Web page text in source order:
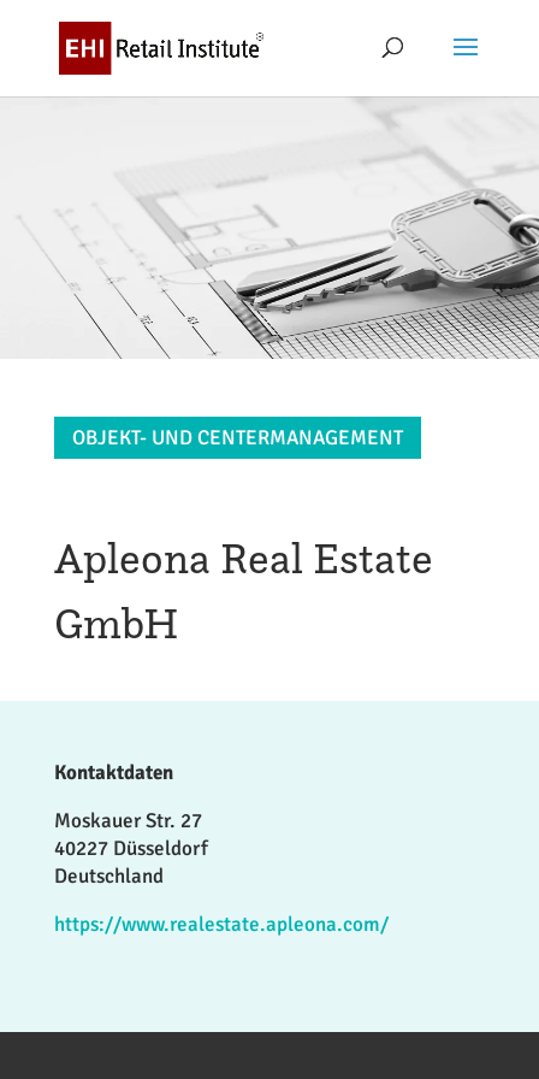
OBJEKT- UND CENTERMANAGEMENT
Apleona Real Estate
GmbH
Kontaktdaten
Moskauer Str. 27
40227 Düsseldorf
Deutschland
https://www.realestate.apleona.com/